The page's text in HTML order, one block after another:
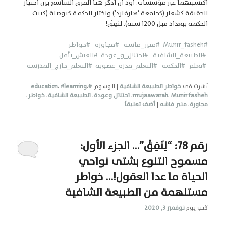
اكتسبتهما عبر مؤسسات. أود أن أذكّر هنا الفرق الشاسع بين اختيار
الحقيقة كشعار (كجامعة ‘هارفارد’) واختار الحكمة كبوصلة (كبيت
الحكمة ببغداد قبل 1200 سنة). لنَفِقْ!
#Munir_fasheh #منير_فاشه #مجاورة
#خواطر
#الطبيعة_الشافية #احتلال_و_عودة #العيش_بأمل
#تعلم #الحكمة #التعلم_قدرة_عضوية #التعلم_خارج_المدرسة
نُشِرت في خواطر الطبيعة الشافية | الوسوم: #education ،#learning،
mujaawarah،Munir fasheh ،احتلال وعودة،الطبيعة الشافية،خواطر،
مجاورة،منير فاشه |أضف تعليقاً
رقم 78: “لِنَفِقْ”… الجزء الأول:
مسموح التنوع بشتى نواحي
الحياة ما عدا العقول!… خواطر
مستلهمة من الطبيعة الشافية
كُتب يومنوفمبر 3, 2020